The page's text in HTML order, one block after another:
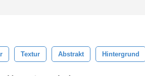
Textur Abstrakt Hintergrund